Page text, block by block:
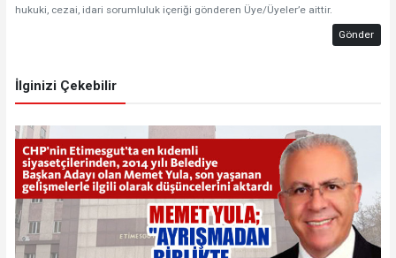
hukuki, cezai, idari sorumluluk içeriği gönderen Üye/Üyeler’e aittir.
Gönder
İlginizi Çekebilir